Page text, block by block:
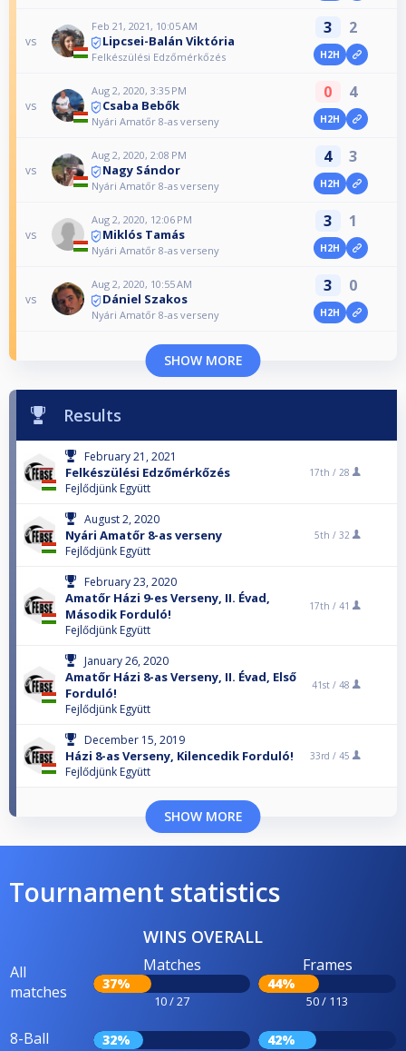
vs
Feb 21, 2021, 10:05 AM
Lipcsei-Balán Viktória
Felkészülési Edzőmérkőzés
3 2
H2H
vs
Aug 2, 2020, 3:35 PM
Csaba Bebők
Nyári Amatőr 8-as verseny
0 4
H2H
vs
Aug 2, 2020, 2:08 PM
Nagy Sándor
Nyári Amatőr 8-as verseny
4 3
H2H
vs
Aug 2, 2020, 12:06 PM
Miklós Tamás
Nyári Amatőr 8-as verseny
3 1
H2H
vs
Aug 2, 2020, 10:55 AM
Dániel Szakos
Nyári Amatőr 8-as verseny
3 0
H2H
SHOW MORE
Results
February 21, 2021
Felkészülési Edzőmérkőzés
Fejlődjünk Együtt
17th / 28
August 2, 2020
Nyári Amatőr 8-as verseny
Fejlődjünk Együtt
5th / 32
February 23, 2020
Amatőr Házi 9-es Verseny, II. Évad,
Második Forduló!
Fejlődjünk Együtt
17th / 41
January 26, 2020
Amatőr Házi 8-as Verseny, II. Évad, Első
Forduló!
Fejlődjünk Együtt
41st / 48
December 15, 2019
Házi 8-as Verseny, Kilencedik Forduló!
Fejlődjünk Együtt
33rd / 45
SHOW MORE
Tournament statistics
WINS OVERALL
All
matches
Matches
37%
10 / 27
Frames
44%
50 / 113
8-Ball 32% 42%